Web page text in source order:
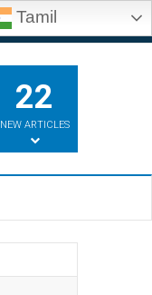
Tamil
22
NEW ARTICLES